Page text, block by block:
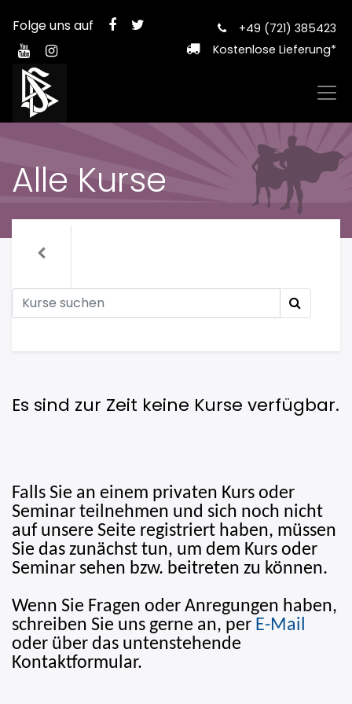
Folge uns auf
+49 (721) 385423
Kostenlose Lieferung*
Alle Kurse
Es sind zur Zeit keine Kurse verfügbar.
Falls Sie an einem privaten Kurs oder
Seminar teilnehmen und sich noch nicht
auf unsere Seite registriert haben, müssen
Sie das zunächst tun, um dem Kurs oder
Seminar sehen bzw. beitreten zu können.
Wenn Sie Fragen oder Anregungen haben,
schreiben Sie uns gerne an, per E-Mail
oder über das untenstehende
Kontaktformular.